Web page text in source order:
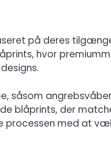
på deres
hvor
såsom
blåprints, der
processen med at